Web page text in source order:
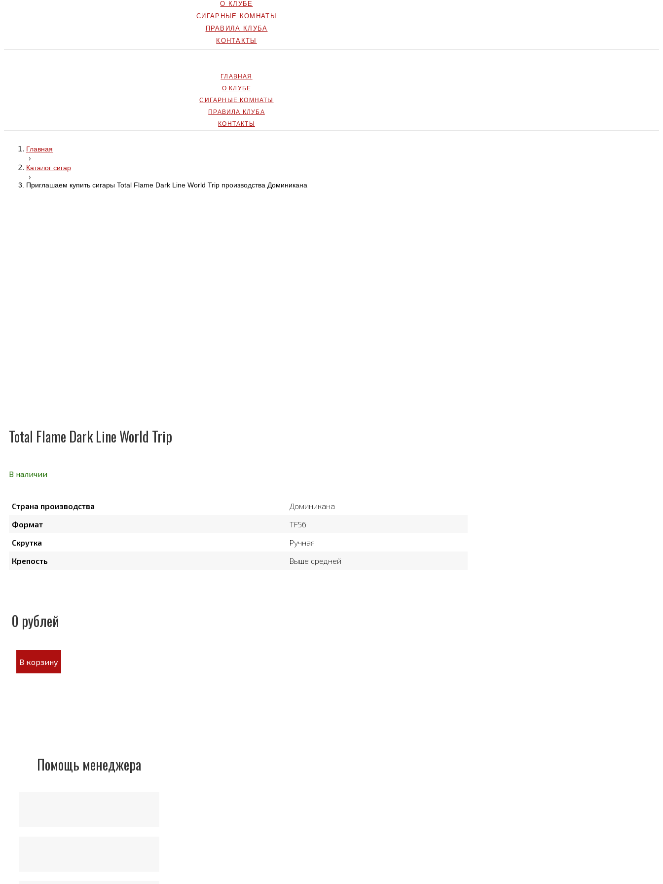
О КЛУБЕ
СИГАРНЫЕ КОМНАТЫ
ПРАВИЛА КЛУБА
КОНТАКТЫ
ГЛАВНАЯ
О КЛУБЕ
СИГАРНЫЕ КОМНАТЫ
ПРАВИЛА КЛУБА
КОНТАКТЫ
Главная
›
Каталог сигар
›
Приглашаем купить сигары Total Flame Dark Line World Trip производства Доминикана
Total Flame Dark Line World Trip
В наличии
Страна производства
Доминикана
Формат
TF56
Скрутка
Ручная
Крепость
Выше средней
0 рублей
В корзину
Помощь менеджера